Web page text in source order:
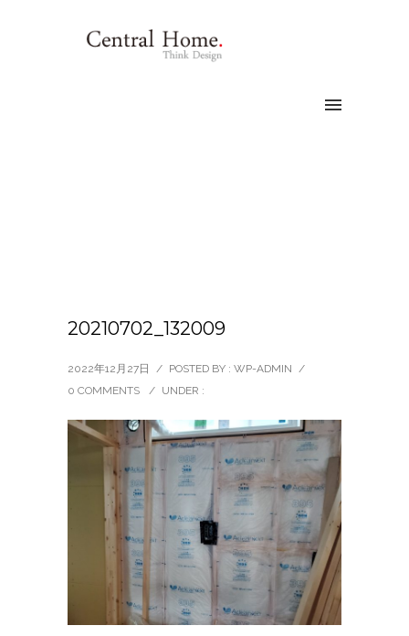
20210702_132009
2022年12月27日 / POSTED BY : WP-ADMIN /
0 COMMENTS
/ UNDER :